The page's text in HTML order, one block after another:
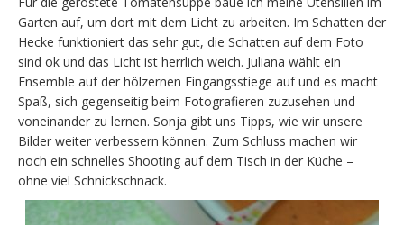
Garten auf, um dort mit dem Licht zu arbeiten. Im Schatten der
Hecke funktioniert das sehr gut, die Schatten auf dem Foto
sind ok und das Licht ist herrlich weich. Juliana wählt ein
Ensemble auf der hölzernen Eingangsstiege auf und es macht
Spaß, sich gegenseitig beim Fotografieren zuzusehen und
voneinander zu lernen. Sonja gibt uns Tipps, wie wir unsere
Bilder weiter verbessern können. Zum Schluss machen wir
noch ein schnelles Shooting auf dem Tisch in der Küche –
ohne viel Schnickschnack.